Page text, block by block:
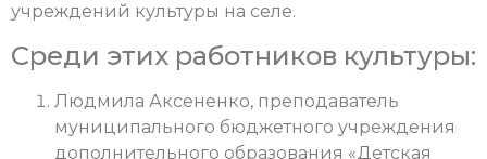
учреждений культуры на селе.
Среди этих работников культуры:
Людмила Аксененко, преподаватель
муниципального бюджетного учреждения
дополнительного образования «Детская